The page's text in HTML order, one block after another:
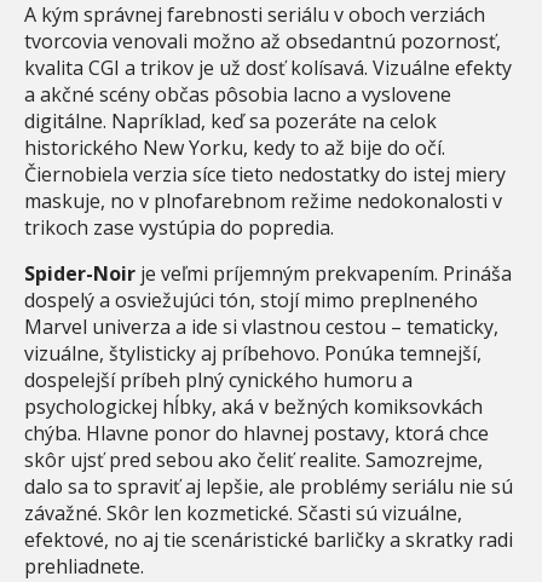
A kým správnej farebnosti seriálu v oboch verziách
tvorcovia venovali možno až obsedantnú pozornosť,
kvalita CGI a trikov je už dosť kolísavá. Vizuálne efekty
a akčné scény občas pôsobia lacno a vyslovene
digitálne. Napríklad, keď sa pozeráte na celok
historického New Yorku, kedy to až bije do očí.
Čiernobiela verzia síce tieto nedostatky do istej miery
maskuje, no v plnofarebnom režime nedokonalosti v
trikoch zase vystúpia do popredia.
Spider-Noir je veľmi príjemným prekvapením. Prináša
dospelý a osviežujúci tón, stojí mimo preplneného
Marvel univerza a ide si vlastnou cestou – tematicky,
vizuálne, štylisticky aj príbehovo. Ponúka temnejší,
dospelejší príbeh plný cynického humoru a
psychologickej hĺbky, aká v bežných komiksovkách
chýba. Hlavne ponor do hlavnej postavy, ktorá chce
skôr ujsť pred sebou ako čeliť realite. Samozrejme,
dalo sa to spraviť aj lepšie, ale problémy seriálu nie sú
závažné. Skôr len kozmetické. Sčasti sú vizuálne,
efektové, no aj tie scenáristické barličky a skratky radi
prehliadnete.